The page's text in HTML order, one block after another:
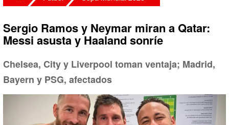
Sergio Ramos y Neymar miran a Qatar:
Messi asusta y Haaland sonríe
Chelsea, City y Liverpool toman ventaja; Madrid,
Bayern y PSG, afectados